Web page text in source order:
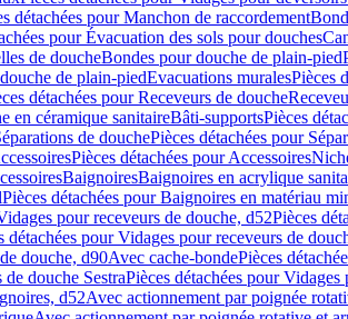
détachées pour Manchon de raccordement
pour Évacuation des sols pour douches
de doucheBondes pour douche de plain-pied
de plain-piedEvacuations muralesPièces
détachées pour Receveurs de douche
en céramique sanitaireBâti-supportsPièces
de douchePièces détachées pour
Pièces détachées pour Accessoires
BaignoiresBaignoires en acrylique
Pièces détachées pour Baignoires en matériau
pour receveurs de douche, d52Pièces
détachées pour Vidages pour receveurs de
douche, d90Avec cache-bondePièces
douche SestraPièces détachées pour
d52Avec actionnement par poignée